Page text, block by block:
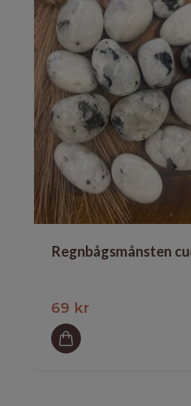
Regnbågsmånsten
69 kr